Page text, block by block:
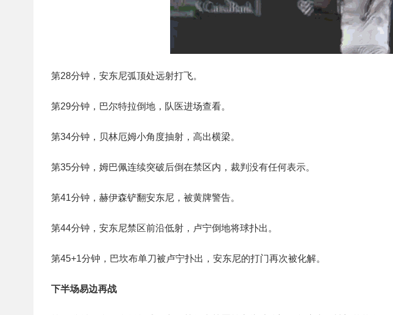
第28分钟，安东尼弧顶处远射打飞。
第29分钟，巴尔特拉倒地，队医进场查看。
第34分钟，贝林厄姆小角度抽射，高出横梁。
第35分钟，姆巴佩连续突破后倒在禁区内，裁判没有任何表示。
第41分钟，赫伊森铲翻安东尼，被黄牌警告。
第44分钟，安东尼禁区前沿低射，卢宁倒地将球扑出。
第45+1分钟，巴坎布单刀被卢宁扑出，安东尼的打门再次被化解。
下半场易边再战